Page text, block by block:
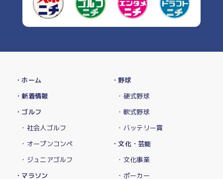
・ホーム
・新着情報
・ゴルフ
・社会人ゴルフ
・オープンコンペ
・ジュニアゴルフ
・マラソン
・野球
・硬式野球
・軟式野球
・バッテリー賞
・文化・芸能
・文化事業
・ポーカー